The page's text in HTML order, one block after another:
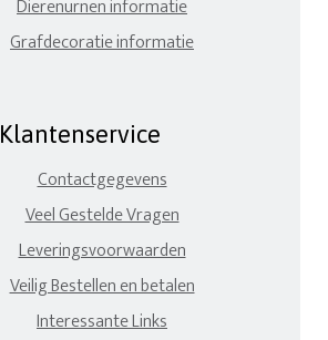
Dierenurnen informatie
Grafdecoratie informatie
Klantenservice
Contactgegevens
Veel Gestelde Vragen
Leveringsvoorwaarden
Veilig Bestellen en betalen
Interessante Links